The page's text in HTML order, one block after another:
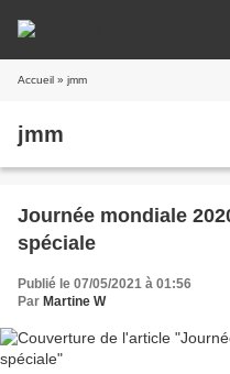
Accueil » jmm
jmm
Journée mondiale
spéciale
Publié le 07/05/2021 à 01:56
Par Martine W